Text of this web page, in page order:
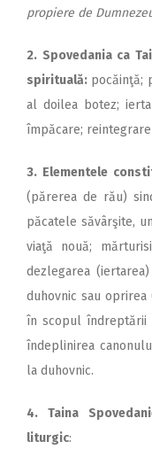
pro­piere de
2. Spovedania ca
spi­rituală: pocăinţă;
al doi­lea botez;
împăcare;
3. Elementele
(pă­re­rea de rău)
păcatele săvârşite,
viaţă nouă;
dezlegarea
duhovnic sau o­pri­rea
în scopul îndreptării
îndeplinirea
la duhovnic.
4. Taina
liturgic: